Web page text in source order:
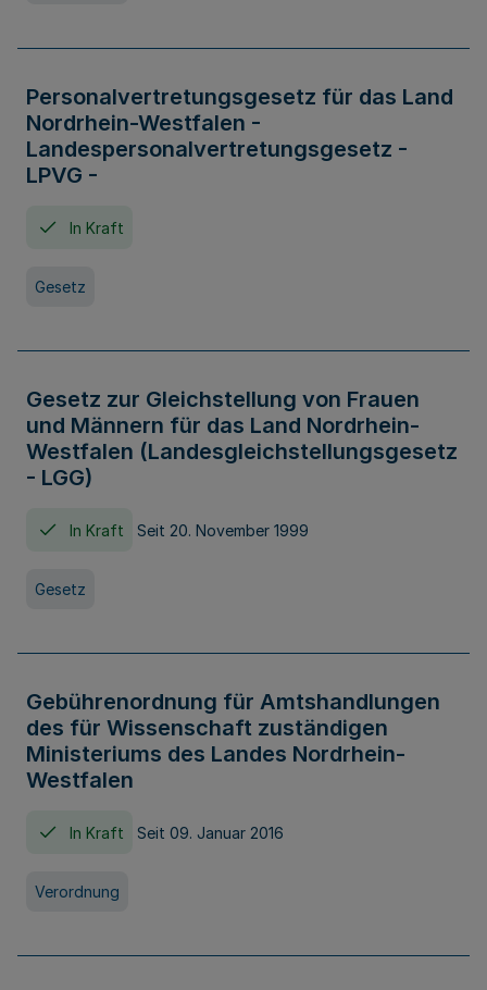
Personalvertretungsgesetz für das Land
Nordrhein-Westfalen -
Landespersonalvertretungsgesetz -
LPVG -
In Kraft
Gesetz
Gesetz zur Gleichstellung von Frauen
und Männern für das Land Nordrhein-
Westfalen (Landesgleichstellungsgesetz
- LGG)
In Kraft Seit 20. November 1999
Gesetz
Gebührenordnung für Amtshandlungen
des für Wissenschaft zuständigen
Ministeriums des Landes Nordrhein-
Westfalen
In Kraft Seit 09. Januar 2016
Verordnung